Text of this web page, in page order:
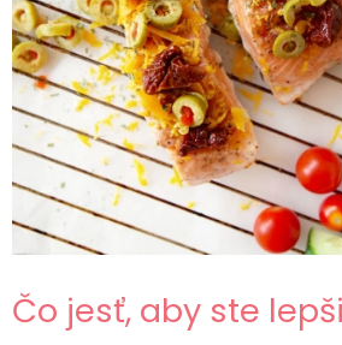
Čo jesť, aby ste